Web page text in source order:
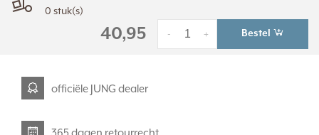
0 stuk(s)
40,95 +
- Bestel
officiële JUNG dealer
365 dagen retourrecht